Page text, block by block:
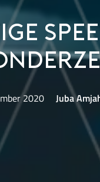
2020 Juba